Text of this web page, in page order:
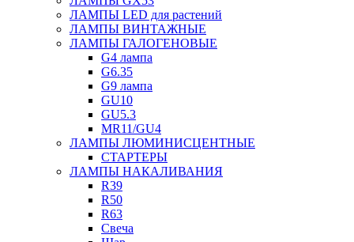
ЛАМПЫ LED для растений
ЛАМПЫ ВИНТАЖНЫЕ
ЛАМПЫ ГАЛОГЕНОВЫЕ
G4 лампа
G6.35
G9 лампа
GU10
GU5.3
MR11/GU4
ЛАМПЫ ЛЮМИНИСЦЕНТНЫЕ
СТАРТЕРЫ
ЛАМПЫ НАКАЛИВАНИЯ
R39
R50
R63
Свеча